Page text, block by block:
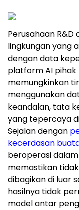
Perusahaan
lingkungan yang
dengan data
platform AI pihak
memungkinkan
menggunakan
keandalan, tata
yang tepercaya
Sejalan dengan
kecerdasan
beroperasi
memastikan
dibagikan di luar
hasilnya tidak
model antar